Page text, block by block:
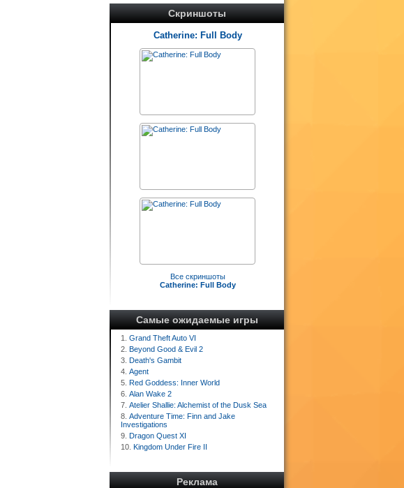
Скриншоты
Catherine: Full Body
Все скриншоты
Catherine: Full Body
Самые ожидаемые игры
1. Grand Theft Auto VI
2. Beyond Good & Evil 2
3. Death's Gambit
4. Agent
5. Red Goddess: Inner World
6. Alan Wake 2
7. Atelier Shallie: Alchemist of the Dusk Sea
8. Adventure Time: Finn and Jake
Investigations
9. Dragon Quest XI
10. Kingdom Under Fire II
Реклама